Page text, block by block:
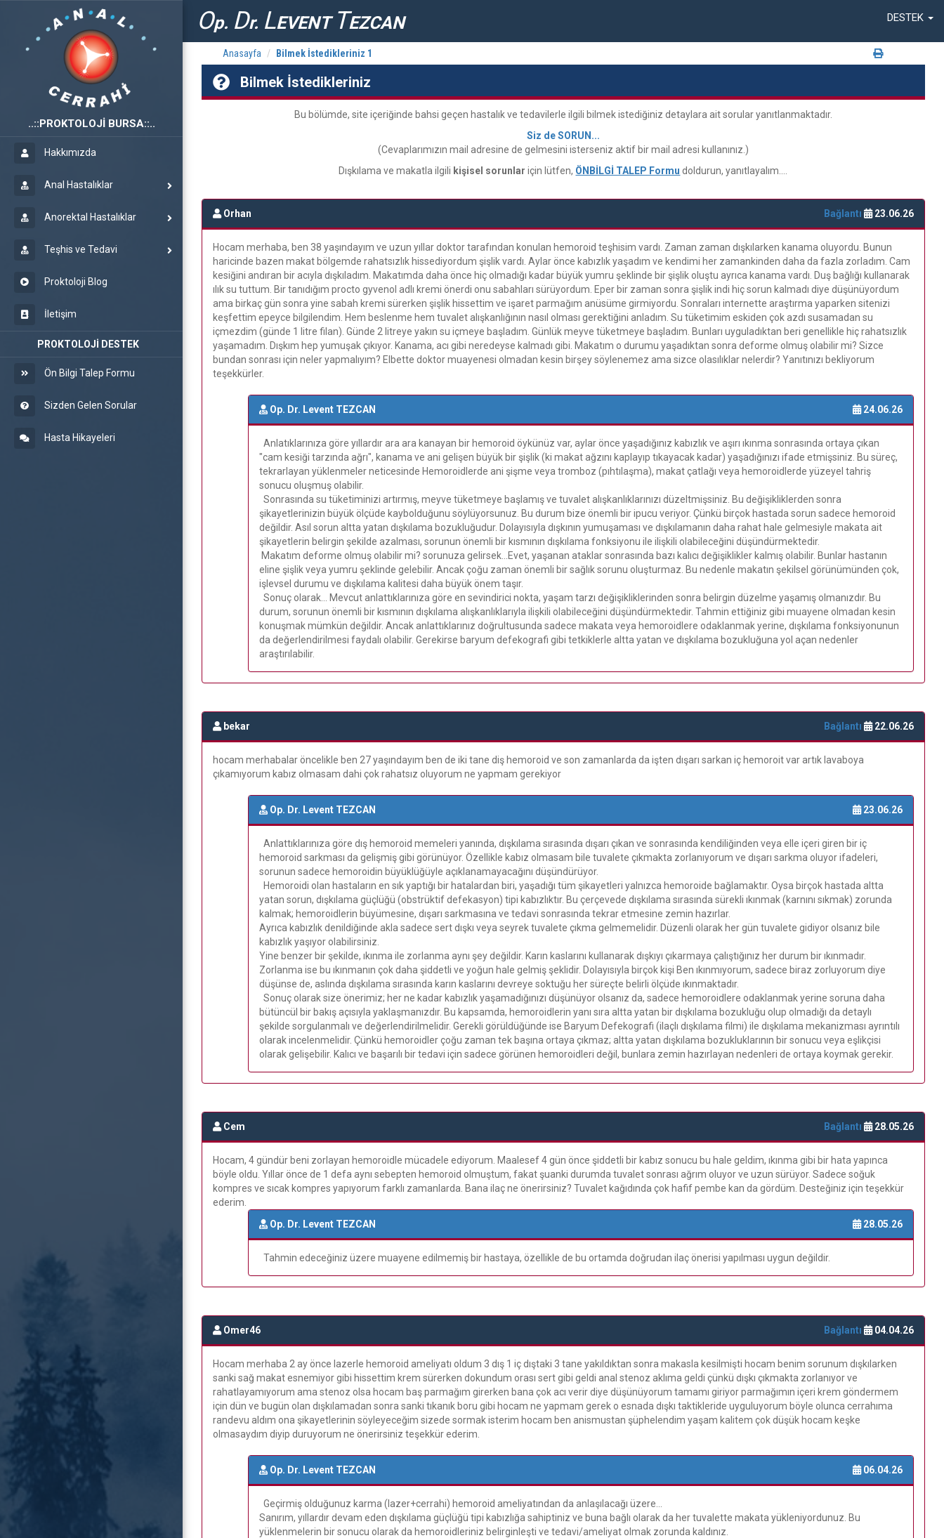
Op. Dr. LEVENT TEZCAN DESTEK
PROKTOLOJİ BURSA
Hakkımızda
Anal Hastalıklar
Anorektal Hastalıklar
Teşhis ve Tedavi
Proktoloji Blog
İletişim
PROKTOLOJİ DESTEK
Ön Bilgi Talep Formu
Sizden Gelen Sorular
Hasta Hikayeleri
Anasayfa Bilmek İstedikleriniz 1
Bilmek İstedikleriniz
Bu bölümde, site içeriğinde bahsi geçen hastalık ve tedavilerle ilgili bilmek istediğiniz detaylara ait sorular yanıtlanmaktadır.
Siz de SORUN...
(Cevaplarımızın mail adresine de gelmesini isterseniz aktif bir mail adresi kullanınız.)
Dışkılama ve makatla ilgili kişisel sorunlar için lütfen, ÖNBİLGİ TALEP Formu doldurun, yanıtlayalım....
Orhan Bağlantı 23.06.26
Hocam merhaba, ben 38 yaşındayım ve uzun yıllar doktor tarafından konulan hemoroid teşhisim vardı. Zaman zaman dışkılarken kanama oluyordu. Bunun
haricinde bazen makat bölgemde rahatsızlık hissediyordum şişlik vardı. Aylar önce kabızlık yaşadım ve kendimi her zamankinden daha da fazla zorladım. Cam
kesiğini andıran bir acıyla dışkıladım. Makatımda daha önce hiç olmadığı kadar büyük yumru şeklinde bir şişlik oluştu ayrıca kanama vardı. Duş bağlığı kullanarak
ılık su tuttum. Bir tanıdığım procto gyvenol adlı kremi önerdi onu sabahları sürüyordum. Eper bir zaman sonra şişlik indi hiç sorun kalmadı diye düşünüyordum
ama birkaç gün sonra yine sabah kremi sürerken şişlik hissettim ve işaret parmağım anüsüme girmiyordu. Sonraları internette araştırma yaparken sitenizi
keşfettim epeyce bilgilendim. Hem beslenme hem tuvalet alışkanlığının nasıl olması gerektiğini anladım. Su tüketimim eskiden çok azdı susamadan su
içmezdim (günde 1 litre filan). Günde 2 litreye yakın su içmeye başladım. Günlük meyve tüketmeye başladım. Bunları uyguladıktan beri genellikle hiç rahatsızlık
yaşamadım. Dışkım hep yumuşak çıkıyor. Kanama, acı gibi neredeyse kalmadı gibi. Makatım o durumu yaşadıktan sonra deforme olmuş olabilir mi? Sizce
bundan sonrası için neler yapmalıyım? Elbette doktor muayenesi olmadan kesin birşey söylenemez ama sizce olasılıklar nelerdir? Yanıtınızı bekliyorum
teşekkürler.
Op. Dr. Levent TEZCAN 24.06.26
Anlatıklarınıza göre yıllardır ara ara kanayan bir hemoroid öykünüz var, aylar önce yaşadığınız kabızlık ve aşırı ıkınma sonrasında ortaya çıkan
"cam kesiği tarzında ağrı", kanama ve ani gelişen büyük bir şişlik (ki makat ağzını kaplayıp tıkayacak kadar) yaşadığınızı ifade etmişsiniz. Bu süreç,
tekrarlayan yüklenmeler neticesinde Hemoroidlerde ani şişme veya tromboz (pıhtılaşma), makat çatlağı veya hemoroidlerde yüzeyel tahriş
sonucu oluşmuş olabilir.
Sonrasında su tüketiminizi artırmış, meyve tüketmeye başlamış ve tuvalet alışkanlıklarınızı düzeltmişsiniz. Bu değişikliklerden sonra
şikayetlerinizin büyük ölçüde kaybolduğunu söylüyorsunuz. Bu durum bize önemli bir ipucu veriyor. Çünkü birçok hastada sorun sadece hemoroid
değildir. Asıl sorun altta yatan dışkılama bozukluğudur. Dolayısıyla dışkının yumuşaması ve dışkılamanın daha rahat hale gelmesiyle makata ait
şikayetlerin belirgin şekilde azalması, sorunun önemli bir kısmının dışkılama fonksiyonu ile ilişkili olabileceğini düşündürmektedir.
Makatım deforme olmuş olabilir mi? sorunuza gelirsek...Evet, yaşanan ataklar sonrasında bazı kalıcı değişiklikler kalmış olabilir. Bunlar hastanın
eline şişlik veya yumru şeklinde gelebilir. Ancak çoğu zaman önemli bir sağlık sorunu oluşturmaz. Bu nedenle makatın şekilsel görünümünden çok,
işlevsel durumu ve dışkılama kalitesi daha büyük önem taşır.
Sonuç olarak... Mevcut anlattıklarınıza göre en sevindirici nokta, yaşam tarzı değişikliklerinden sonra belirgin düzelme yaşamış olmanızdır. Bu
durum, sorunun önemli bir kısmının dışkılama alışkanlıklarıyla ilişkili olabileceğini düşündürmektedir. Tahmin ettiğiniz gibi muayene olmadan kesin
konuşmak mümkün değildir. Ancak anlattıklarınız doğrultusunda sadece makata veya hemoroidlere odaklanmak yerine, dışkılama fonksiyonunun
da değerlendirilmesi faydalı olabilir. Gerekirse baryum defekografi gibi tetkiklerle altta yatan ve dışkılama bozukluğuna yol açan nedenler
araştırılabilir.
bekar Bağlantı 22.06.26
hocam merhabalar öncelikle ben 27 yaşındayım ben de iki tane diş hemoroid ve son zamanlarda da işten dışarı sarkan iç hemoroit var artık lavaboya
çıkamıyorum kabız olmasam dahi çok rahatsız oluyorum ne yapmam gerekiyor
Op. Dr. Levent TEZCAN 23.06.26
Anlattıklarınıza göre dış hemoroid memeleri yanında, dışkılama sırasında dışarı çıkan ve sonrasında kendiliğinden veya elle içeri giren bir iç
hemoroid sarkması da gelişmiş gibi görünüyor. Özellikle kabız olmasam bile tuvalete çıkmakta zorlanıyorum ve dışarı sarkma oluyor ifadeleri,
sorunun sadece hemoroidin büyüklüğüyle açıklanamayacağını düşündürüyor.
Hemoroidi olan hastaların en sık yaptığı bir hatalardan biri, yaşadığı tüm şikayetleri yalnızca hemoroide bağlamaktır. Oysa birçok hastada altta
yatan sorun, dışkılama güçlüğü (obstrüktif defekasyon) tipi kabızlıktır. Bu çerçevede dışkılama sırasında sürekli ıkınmak (karnını sıkmak) zorunda
kalmak; hemoroidlerin büyümesine, dışarı sarkmasına ve tedavi sonrasında tekrar etmesine zemin hazırlar.
Ayrıca kabızlık denildiğinde akla sadece sert dışkı veya seyrek tuvalete çıkma gelmemelidir. Düzenli olarak her gün tuvalete gidiyor olsanız bile
kabızlık yaşıyor olabilirsiniz.
Yine benzer bir şekilde, ıkınma ile zorlanma aynı şey değildir. Karın kaslarını kullanarak dışkıyı çıkarmaya çalıştığınız her durum bir ıkınmadır.
Zorlanma ise bu ıkınmanın çok daha şiddetli ve yoğun hale gelmiş şeklidir. Dolayısıyla birçok kişi Ben ıkınmıyorum, sadece biraz zorluyorum diye
düşünse de, aslında dışkılama sırasında karın kaslarını devreye soktuğu her süreçte belirli ölçüde ıkınmaktadır.
Sonuç olarak size önerimiz; her ne kadar kabızlık yaşamadığınızı düşünüyor olsanız da, sadece hemoroidlere odaklanmak yerine soruna daha
bütüncül bir bakış açısıyla yaklaşmanızdır. Bu kapsamda, hemoroidlerin yanı sıra altta yatan bir dışkılama bozukluğu olup olmadığı da detaylı
şekilde sorgulanmalı ve değerlendirilmelidir. Gerekli görüldüğünde ise Baryum Defekografi (ilaçlı dışkılama filmi) ile dışkılama mekanizması ayrıntılı
olarak incelenmelidir. Çünkü hemoroidler çoğu zaman tek başına ortaya çıkmaz; altta yatan dışkılama bozukluklarının bir sonucu veya eşlikçisi
olarak gelişebilir. Kalıcı ve başarılı bir tedavi için sadece görünen hemoroidleri değil, bunlara zemin hazırlayan nedenleri de ortaya koymak gerekir.
Cem Bağlantı 28.05.26
Hocam, 4 gündür beni zorlayan hemoroidle mücadele ediyorum. Maalesef 4 gün önce şiddetli bir kabız sonucu bu hale geldim, ıkınma gibi bir hata yapınca
böyle oldu. Yıllar önce de 1 defa aynı sebepten hemoroid olmuştum, fakat şuanki durumda tuvalet sonrası ağrım oluyor ve uzun sürüyor. Sadece soğuk
kompres ve sıcak kompres yapıyorum farklı zamanlarda. Bana ilaç ne önerirsiniz? Tuvalet kağıdında çok hafif pembe kan da gördüm. Desteğiniz için teşekkür
ederim.
Op. Dr. Levent TEZCAN
28.05.26
Tahmin edeceğiniz üzere muayene edilmemiş bir hastaya, özellikle de bu ortamda doğrudan ilaç önerisi yapılması uygun değildir.
Omer46 Bağlantı 04.04.26
Hocam merhaba 2 ay önce lazerle hemoroid ameliyatı oldum 3 dış 1 iç dıştaki 3 tane yakıldıktan sonra makasla kesilmişti hocam benim sorunum dışkılarken
sanki sağ makat esnemiyor gibi hissettim krem sürerken dokundum orası sert gibi geldi anal stenoz aklıma geldi çünkü dışkı çıkmakta zorlanıyor ve
rahatlayamıyorum ama stenoz olsa hocam baş parmağım girerken bana çok acı verir diye düşünüyorum tamamı giriyor parmağımın içeri krem göndermem
için dün ve bugün olan dışkılamadan sonra sanki tıkanık boru gibi hocam ne yapmam gerek o esnada dışkı taktikleride uyguluyorum böyle olunca cerrahıma
randevu aldım ona şikayetlerinin söyleyeceğim sizede sormak isterim hocam ben anismustan şüphelendim yaşam kalitem çok düşük hocam keşke
olmasaydım diyip duruyorum ne önerirsiniz teşekkür ederim.
Op. Dr. Levent TEZCAN 06.04.26
Geçirmiş olduğunuz karma (lazer+cerrahi) hemoroid ameliyatından da anlaşılacağı üzere...
Sanırım, yıllardır devam eden dışkılama güçlüğü tipi kabızlığa sahiptiniz ve buna bağlı olarak da her tuvalette makata yükleniyordunuz. Bu
yüklenmelerin bir sonucu olarak da hemoroidleriniz belirginleşti ve tedavi/ameliyat olmak zorunda kaldınız.